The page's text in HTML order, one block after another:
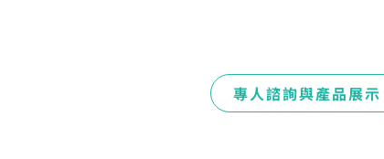
專人諮詢與產品展示